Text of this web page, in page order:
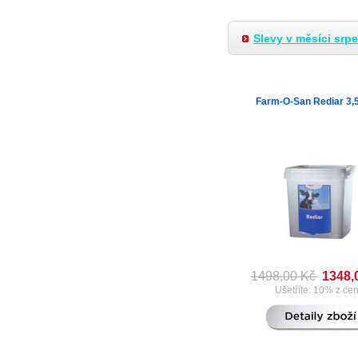
Slevy v měsíci
Farm-O-San Rediar
1498,00 Kč
Ušetříte: 10% z